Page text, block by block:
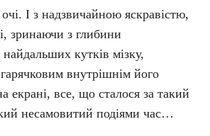
І з надзвичайною яскравістю,
зринаючи з глибини
найдальших кутків мізку,
внутрішнім його
екрані, все, що сталося за такий
несамовитий подіями час…